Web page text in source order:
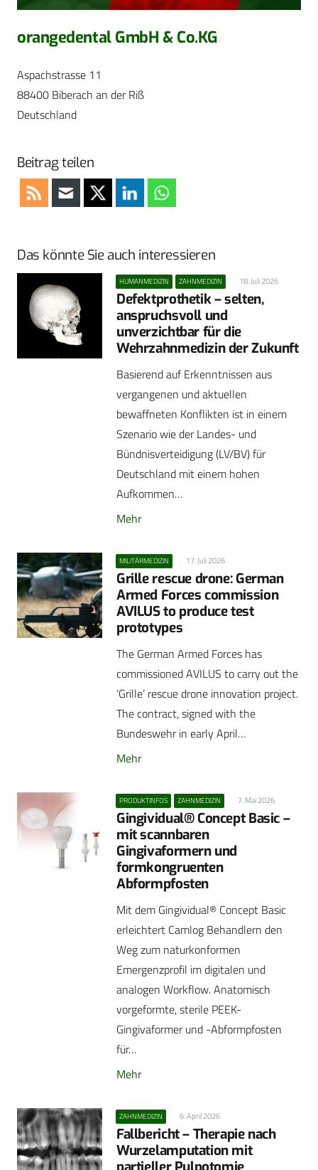
orangedental GmbH & Co.KG
Aspachstrasse 11
88400 Biberach an der Riß
Deutschland
Beitrag teilen
Das könnte Sie auch interessieren
HUMANMEDIZIN ZAHNMEDIZIN 18. Juli 2026
Defektprothetik – selten,
anspruchsvoll und
unverzichtbar für die
Wehrzahnmedizin der Zukunft
Basierend auf Erkenntnissen aus
vergangenen und aktuellen
bewaffneten Konflikten ist in einem
Szenario wie der Landes- und
Bündnisverteidigung (LV/BV) für
Deutschland mit einem hohen
Aufkommen…
Mehr
MILITÄRMEDIZIN 17. Juli 2026
Grille rescue drone: German
Armed Forces commission
AVILUS to produce test
prototypes
The German Armed Forces has
commissioned AVILUS to carry out the
‘Grille’ rescue drone innovation project.
The contract, signed with the
Bundeswehr in early April…
Mehr
PRODUKTINFOS ZAHNMEDIZIN 7. Mai 2026
Gingividual® Concept Basic –
mit scannbaren
Gingivaformern und
formkongruenten
Abformpfosten
Mit dem Gingividual® Concept Basic
erleichtert Camlog Behandlern den
Weg zum naturkonformen
Emergenzprofil im digitalen und
analogen Workflow. Anatomisch
vorgeformte, sterile PEEK-
Gingivaformer und -Abformpfosten
für…
Mehr
ZAHNMEDIZIN 6. April 2026
Fallbericht – Therapie nach
Wurzelamputation mit